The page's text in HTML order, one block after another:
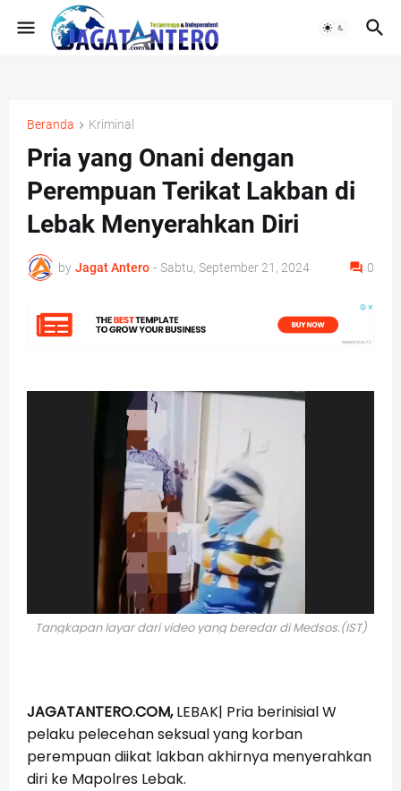
Beranda Kriminal
Pria yang Onani dengan
Perempuan Terikat Lakban di
Lebak Menyerahkan Diri
by Jagat Antero - Sabtu, September 21, 2024 0
Tangkapan layar dari video yang beredar di Medsos.(IST)
JAGATANTERO.COM,LEBAK| Pria berinisial W
pelaku pelecehan seksual yang korban
perempuan diikat lakban akhirnya menyerahkan
diri ke Mapolres Lebak.